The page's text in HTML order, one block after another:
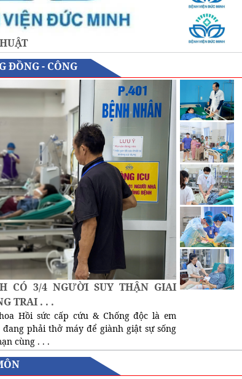
ĐỒNG - CÔNG
CÓ 3/4 NGƯỜI SUY THẬN GIAI
TRAI . . .
Hồi sức cấp cứu & Chống độc là em
đang phải thở máy để giành giật sự sống
cùng . . .